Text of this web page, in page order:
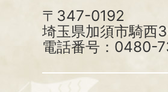
〒347-0192
埼玉県加須市騎西
電話番号：0480-